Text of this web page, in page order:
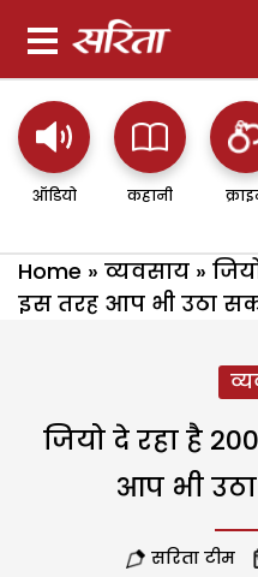
ऑडियो कहानी
Home » व्यवसाय »
इस तरह आप भी उठा
जियो दे रहा है
आप भी
सरिता टीम